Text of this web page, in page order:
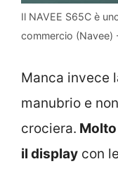
Il NAVEE S65C è
commercio
Manca invece
manubrio e
crociera.
il display con